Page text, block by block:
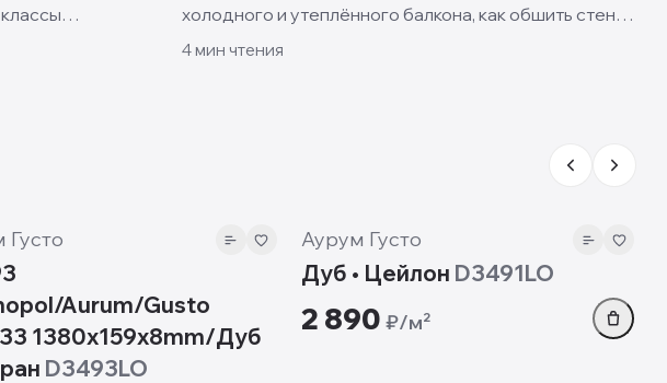
кухни и
холодного и утеплённого балкона, как обшить стены
и пол своими руками и какие решения смотрятся
4мин чтения
Густо
Aurum/Gusto
1380х159х8mm/Дуб
D3493LO
Аурум Густо
Дуб • Цейлон D3491LO
2 890 ₽/м²